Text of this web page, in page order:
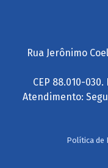
Rua Jerônimo
CEP 88.010-
Atendimento:
Política de